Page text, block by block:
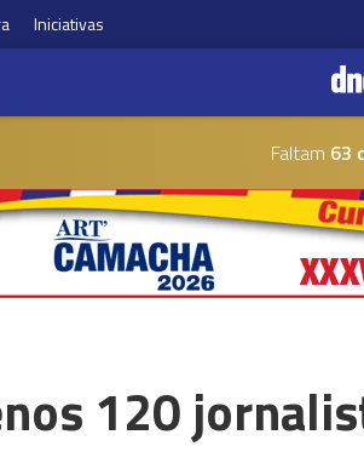
Iniciativas
Faltam 63
120